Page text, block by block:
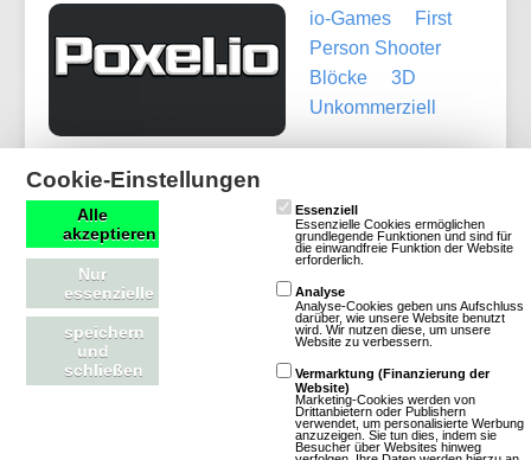
io-Games
First
Person Shooter
Blöcke
3D
Unkommerziell
Mehr über Poxel.io
First Person Shooter Spiele
First Person Shooter (FPS) bieten eine intensive und
immersive Spielerfahrung, bei der Spieler aus der
Perspektive ihres Charakters in actiongeladenen
Kämpfen agieren. Sie zeichnen sich durch dynamische
Cookie-Einstellungen
Alle
akzeptieren
Nur
essenzielle
speichern
und
schließen
Essenziell
Essenzielle Cookies ermöglichen
grundlegende Funktionen und sind für
die einwandfreie Funktion der Website
erforderlich.
Analyse
Analyse-Cookies geben uns Aufschluss
darüber, wie unsere Website benutzt
wird. Wir nutzen diese, um unsere
Website zu verbessern.
Vermarktung (Finanzierung der
Website)
Marketing-Cookies werden von
Drittanbietern oder Publishern
verwendet, um personalisierte Werbung
anzuzeigen. Sie tun dies, indem sie
Besucher über Websites hinweg